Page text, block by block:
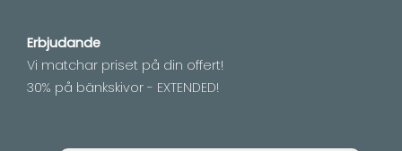
Erbjudande
Vi matchar priset på din offert!
30% på bänkskivor - EXTENDED!